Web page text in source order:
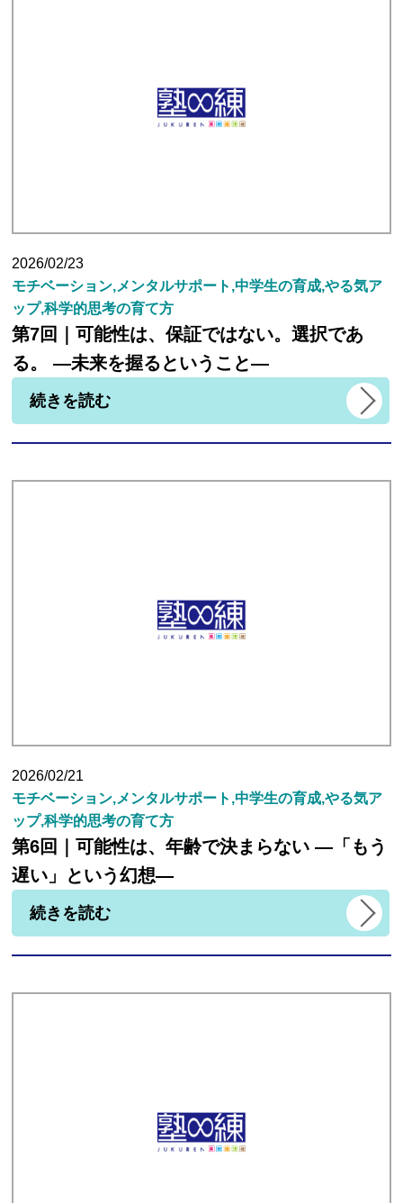
2026/02/23
モチベーション,メンタルサポート,中学生の育成,やる気ア
ップ,科学的思考の育て方
第7回｜可能性は、保証ではない。選択であ
る。 ―未来を握るということ―
続きを読む
2026/02/21
モチベーション,メンタルサポート,中学生の育成,やる気ア
ップ,科学的思考の育て方
第6回｜可能性は、年齢で決まらない ―「もう
遅い」という幻想―
続きを読む